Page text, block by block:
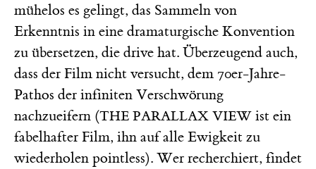
mühelos es gelingt, das Sammeln von
Erkenntnis in eine dramaturgische Konvention
zu übersetzen, die drive hat. Überzeugend auch,
dass der Film nicht versucht, dem 70er-Jahre-
Pathos der infiniten Verschwörung
nachzueifern (THE PARALLAX VIEW ist ein
fabelhafter Film, ihn auf alle Ewigkeit zu
wiederholen pointless). Wer recherchiert, findet